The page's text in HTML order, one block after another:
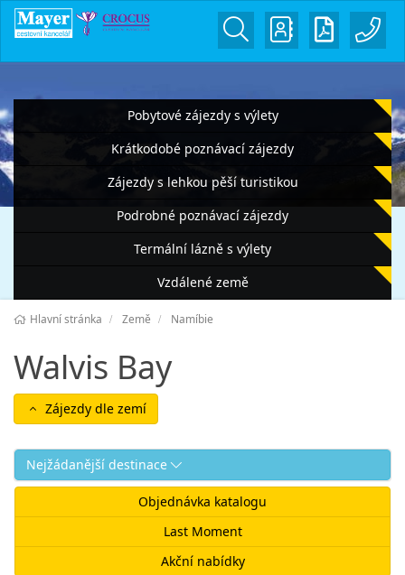
Pobytové zájezdy s výlety
Krátkodobé poznávací zájezdy
Zájezdy s lehkou pěší turistikou
Podrobné poznávací zájezdy
Termální lázně s výlety
Vzdálené země
Hlavní stránka Země Namíbie
Walvis Bay
Zájezdy dle zemí
Nejžádanější destinace
Objednávka katalogu
Last Moment
Akční nabídky